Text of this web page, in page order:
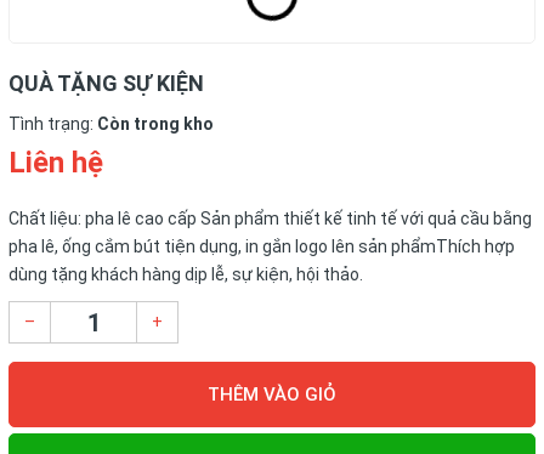
QUÀ TẶNG SỰ KIỆN
Tình trạng: Còn trong kho
Liên hệ
Chất liệu: pha lê cao cấp Sản phẩm thiết kế tinh tế với quả cầu bằng
pha lê, ống cắm bút tiện dụng, in gắn logo lên sản phẩmThích hợp
dùng tặng khách hàng dịp lễ, sự kiện, hội thảo.
– +
THÊM VÀO GIỎ